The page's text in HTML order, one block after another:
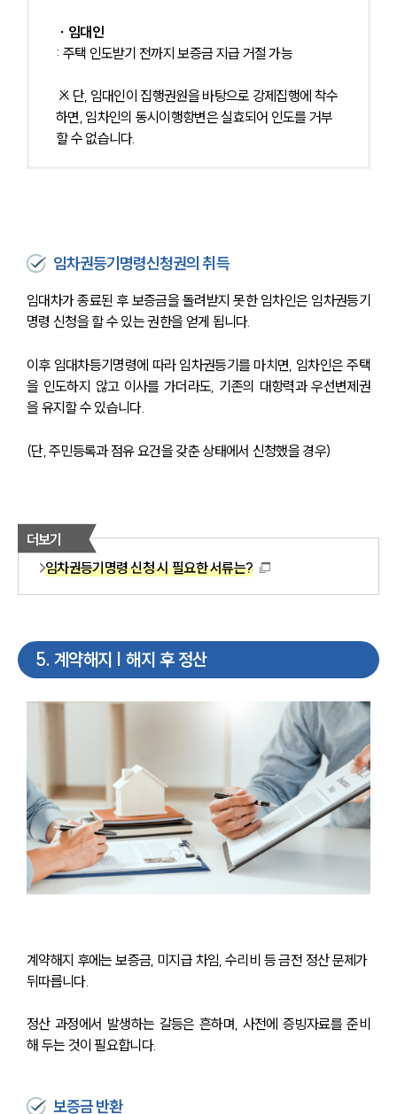
∙ 임대인
: 주택 인도받기 전까지 보증금 지급 거절 가능
하면, 임차인의 동시이행항변은 실효되어 인도를 거부
할 수 없습니다.
임차권등기명령신청권의 취득
임대차가 종료된 후 보증금을 돌려받지 못한 임차인은 임차권등기
명령 신청을 할 수 있는 권한을 얻게 됩니다.
이후 임대차등기명령에 따라 임차권등기를 마치면, 임차인은 주택
을 인도하지 않고 이사를 가더라도, 기존의 대항력과 우선변제권
을 유지할 수 있습니다.
(단, 주민등록과 점유 요건을 갖춘 상태에서 신청했을 경우)
더보기
임차권등기명령 신청 시 필요한 서류는?
5. 계약해지 | 해지 후 정산
계약해지 후에는 보증금, 미지급 차임, 수리비 등 금전 정산 문제가
뒤따릅니다.
정산 과정에서 발생하는 갈등은 흔하며, 사전에 증빙자료를 준비
해 두는 것이 필요합니다.
보증금 반환